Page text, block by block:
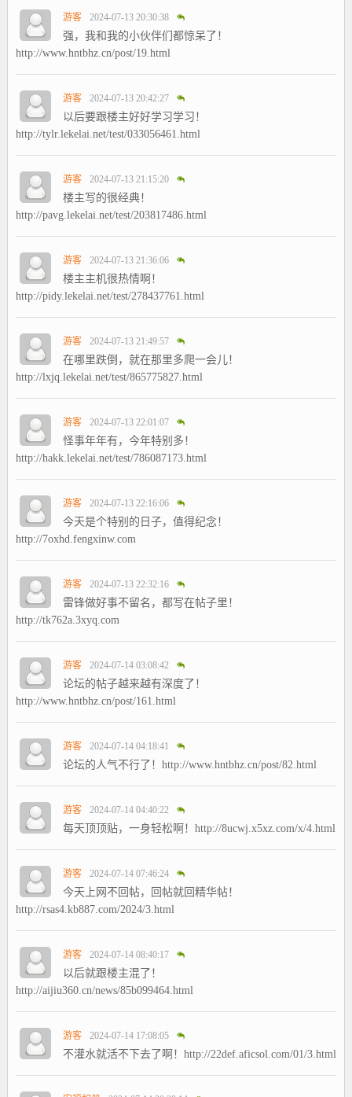
游客 2024-07-13 20:30:38
强，我和我的小伙伴们都惊呆了！
http://www.hntbhz.cn/post/19.html
游客 2024-07-13 20:42:27
以后要跟楼主好好学习学习！
http://tylr.lekelai.net/test/033056461.html
游客 2024-07-13 21:15:20
楼主写的很经典！
http://pavg.lekelai.net/test/203817486.html
游客 2024-07-13 21:36:06
楼主主机很热情啊！
http://pidy.lekelai.net/test/278437761.html
游客 2024-07-13 21:49:57
在哪里跌倒，就在那里多爬一会儿！
http://lxjq.lekelai.net/test/865775827.html
游客 2024-07-13 22:01:07
怪事年年有，今年特别多！
http://hakk.lekelai.net/test/786087173.html
游客 2024-07-13 22:16:06
今天是个特别的日子，值得纪念！
http://7oxhd.fengxinw.com
游客 2024-07-13 22:32:16
雷锋做好事不留名，都写在帖子里！
http://tk762a.3xyq.com
游客 2024-07-14 03:08:42
论坛的帖子越来越有深度了！
http://www.hntbhz.cn/post/161.html
游客 2024-07-14 04:18:41
论坛的人气不行了！http://www.hntbhz.cn/post/82.html
游客 2024-07-14 04:40:22
每天顶顶贴，一身轻松啊！http://8ucwj.x5xz.com/x/4.html
游客 2024-07-14 07:46:24
今天上网不回帖，回帖就回精华帖！
http://rsas4.kb887.com/2024/3.html
游客 2024-07-14 08:40:17
以后就跟楼主混了！
http://aijiu360.cn/news/85b099464.html
游客 2024-07-14 17:08:05
不灌水就活不下去了啊！http://22def.aficsol.com/01/3.html